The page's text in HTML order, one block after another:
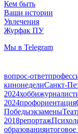
Кем быть
Ваши истории
Увлечения
Журфак ПУ
Мы в Telegram
вопрос-ответ
кинонеделиСанкт-
2024хобби
2024профориентация
Победыэкзамены
2018репортаж
образования